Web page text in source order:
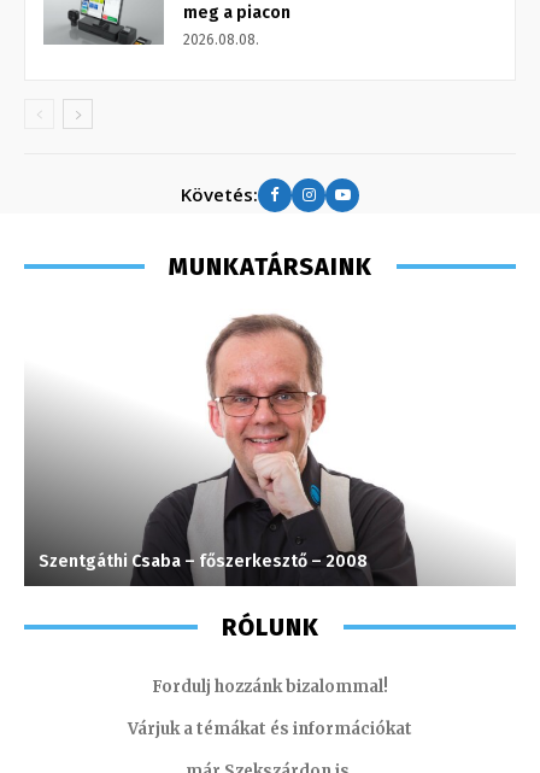
meg a piacon
2026.08.08.
Követés:
MUNKATÁRSAINK
Szentgáthi Csaba – főszerkesztő – 2008
RÓLUNK
Fordulj hozzánk bizalommal!
Várjuk a témákat és információkat